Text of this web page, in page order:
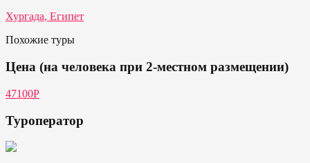
Хургада, Египет
Похожие туры
Цена (на человека при 2-местном размещении)
47100P
Туроператор